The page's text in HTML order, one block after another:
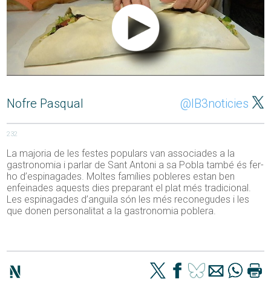
Nofre Pasqual @IB3noticies
232
La majoria de les festes populars van associades a la
gastronomia i parlar de Sant Antoni a sa Pobla també és fer-
ho d’espinagades. Moltes famílies pobleres estan ben
enfeinades aquests dies preparant el plat més tradicional.
Les espinagades d’anguila són les més reconegudes i les
que donen personalitat a la gastronomia poblera.